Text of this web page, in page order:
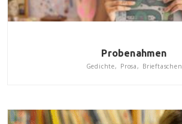
Probenahmen
Gedichte, Prosa, Brieftaschen